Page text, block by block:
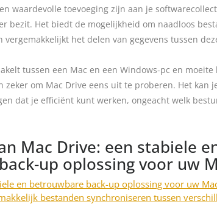
waardevolle toevoeging zijn aan je
bezit. Het biedt de mogelijkheid om naadloos
vergemakkelijkt het delen van gegevens tussen
tussen een Mac en een Windows-pc en
zeker om Mac Drive eens uit te proberen. Het kan
dat je efficiënt kunt werken, ongeacht welk
Mac Drive: een stabiele
up oplossing voor uw
en betrouwbare back-up oplossing voor uw
bestanden synchroniseren tussen